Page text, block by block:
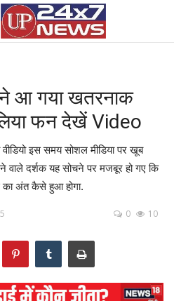
आ गया खतरनाक
फन देखें Video
इस समय सोशल मीडिया पर खूब
वाले दर्शक यह सोचने पर मजबूर हो गए कि
का अंत कैसे हुआ होगा.
0 10